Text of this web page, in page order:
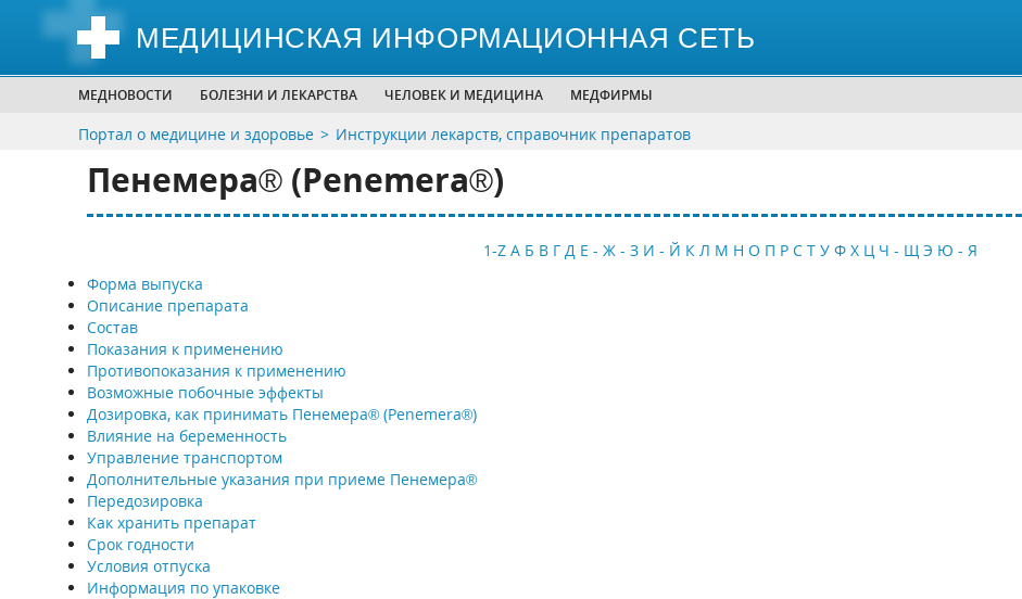
МЕДИЦИНСКАЯ ИНФОРМАЦИОННАЯ СЕТЬ
МЕДНОВОСТИ БОЛЕЗНИ И ЛЕКАРСТВА ЧЕЛОВЕК И МЕДИЦИНА МЕДФИРМЫ
Портал о медицине и здоровье Инструкции лекарств, справочник препаратов
Пенемера® (Penemera®)
1-Z А Б В Г Д Е - Ж - З И - Й К Л М Н О П Р С Т У Ф Х Ц Ч - Щ Э Ю - Я
Форма выпуска
Описание препарата
Состав
Показания к применению
Противопоказания к применению
Возможные побочные эффекты
Дозировка, как принимать Пенемера® (Penemera®)
Влияние на беременность
Управление транспортом
Дополнительные указания при приеме Пенемера®
Передозировка
Как хранить препарат
Срок годности
Условия отпуска
Информация по упаковке